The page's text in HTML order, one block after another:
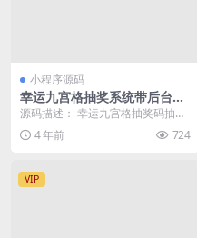
小程序源码
幸运九宫格抽奖系统带后台源
码
源码描述： 幸运九宫格抽奖码抽奖
系统，适合营销，门店活动，公司
活动，微信抽奖，公...
4 年前 724
VIP